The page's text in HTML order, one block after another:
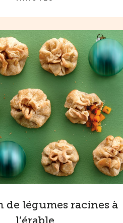
de légumes racines à
l’érable